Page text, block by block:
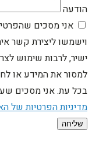
הודעה
אני מסכים
וישמשו ליצירת קשר
ישיר, לרבות שימוש
למסור את המידע או
בכל עת. אני מסכים
מדיניות הפרטיות של
שליחה